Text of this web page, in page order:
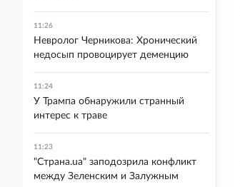
11:26
Невролог Черникова: Хронический
недосып провоцирует деменцию
11:24
У Трампа обнаружили странный
интерес к траве
11:23
"Страна.ua" заподозрила конфликт
между Зеленским и Залужным